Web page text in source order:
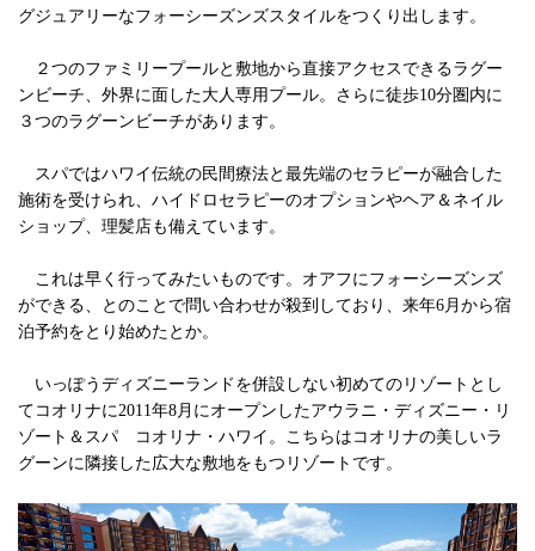
グジュアリーなフォーシーズンズスタイルをつくり出します。
２つのファミリープールと敷地から直接アクセスできるラグー
ンビーチ、外界に面した大人専用プール。さらに徒歩10分圏内に
３つのラグーンビーチがあります。
スパではハワイ伝統の民間療法と最先端のセラピーが融合した
施術を受けられ、ハイドロセラピーのオプションやヘア＆ネイル
ショップ、理髪店も備えています。
これは早く行ってみたいものです。オアフにフォーシーズンズ
ができる、とのことで問い合わせが殺到しており、来年6月から宿
泊予約をとり始めたとか。
いっぽうディズニーランドを併設しない初めてのリゾートとし
てコオリナに2011年8月にオープンしたアウラニ・ディズニー・リ
ゾート＆スパ コオリナ・ハワイ。こちらはコオリナの美しいラ
グーンに隣接した広大な敷地をもつリゾートです。